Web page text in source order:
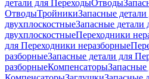
детали для ПереходыОтводы
ОтводыТройникиЗапасные
двухплоскостныеЗапасные детали
двухплоскостныеПереходники
для Переходники неразборные
разборныеЗапасные детали для
разборныеКомпенсаторыЗапасные